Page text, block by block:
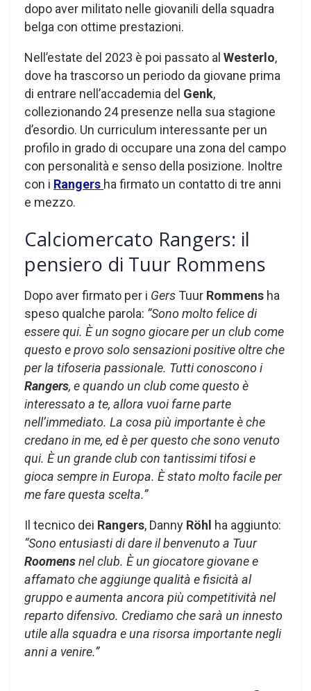
dopo aver militato nelle giovanili della squadra
belga con ottime prestazioni.
Nell’estate del 2023 è poi passato al Westerlo,
dove ha trascorso un periodo da giovane prima
di entrare nell’accademia del Genk,
collezionando 24 presenze nella sua stagione
d’esordio. Un curriculum interessante per un
profilo in grado di occupare una zona del campo
con personalità e senso della posizione. Inoltre
con i Rangers ha firmato un contatto di tre anni
e mezzo.
Calciomercato Rangers: il
pensiero di Tuur Rommens
Dopo aver firmato per i Gers Tuur Rommens ha
speso qualche parola: “Sono molto felice di
essere qui. È un sogno giocare per un club come
questo e provo solo sensazioni positive oltre che
per la tifoseria passionale. Tutti conoscono i
Rangers, e quando un club come questo è
interessato a te, allora vuoi farne parte
nell’immediato. La cosa più importante è che
credano in me, ed è per questo che sono venuto
qui. È un grande club con tantissimi tifosi e
gioca sempre in Europa. È stato molto facile per
me fare questa scelta.”
Il tecnico dei Rangers, Danny Röhl ha aggiunto:
“Sono entusiasti di dare il benvenuto a Tuur
Roomensnel club. È un giocatore giovane e
affamato che aggiunge qualità e fisicità al
gruppo e aumenta ancora più competitività nel
reparto difensivo. Crediamo che sarà un innesto
utile alla squadra e una risorsa importante negli
anni a venire.”